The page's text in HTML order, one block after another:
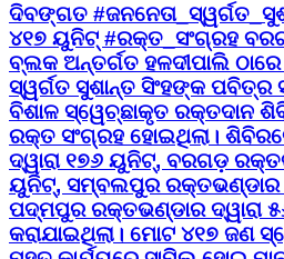
ଦିବଙ୍ଗତ
୪୧୭ ୟୁନିଟ୍ #ରକ୍ତ_ସଂଗ୍ରହ
ବ୍ଲକ ଅନ୍ତର୍ଗତ ହଳଦୀପାଲି
ସ୍ୱର୍ଗତ ସୁଶାନ୍ତ ସିଂହଙ୍କ
ବିଶାଳ ସ୍ୱେଚ୍ଛାକୃତ ରକ୍ତଦାନ
ରକ୍ତ ସଂଗ୍ରହ ହୋଇଥିଲା।
ଦ୍ୱାରା ୧୭୬ ୟୁନିଟ୍, ବରଗଡ଼
ୟୁନିଟ୍, ସମ୍ବଲପୁର ରକ୍ତଭଣ୍ଡାର
ପଦ୍ମପୁର ରକ୍ତଭଣ୍ଡାର ଦ୍ୱାରା
କରାଯାଇଥିଲା। ମୋଟ ୪୧୭ ଜଣ